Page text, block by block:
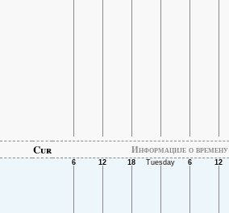
Cur Информације о времену